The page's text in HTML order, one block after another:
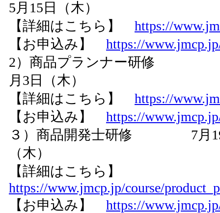
5月15日（木）
【詳細はこちら】 https://
【お申込み】 https://
2）商品プランナー研修 7月
月3日（木）
【詳細はこちら】 https://
【お申込み】 https://
３）商品開発士研修 7月19
（木）
【詳細はこちら】
https://www.jmcp.jp/course/
【お申込み】 https://